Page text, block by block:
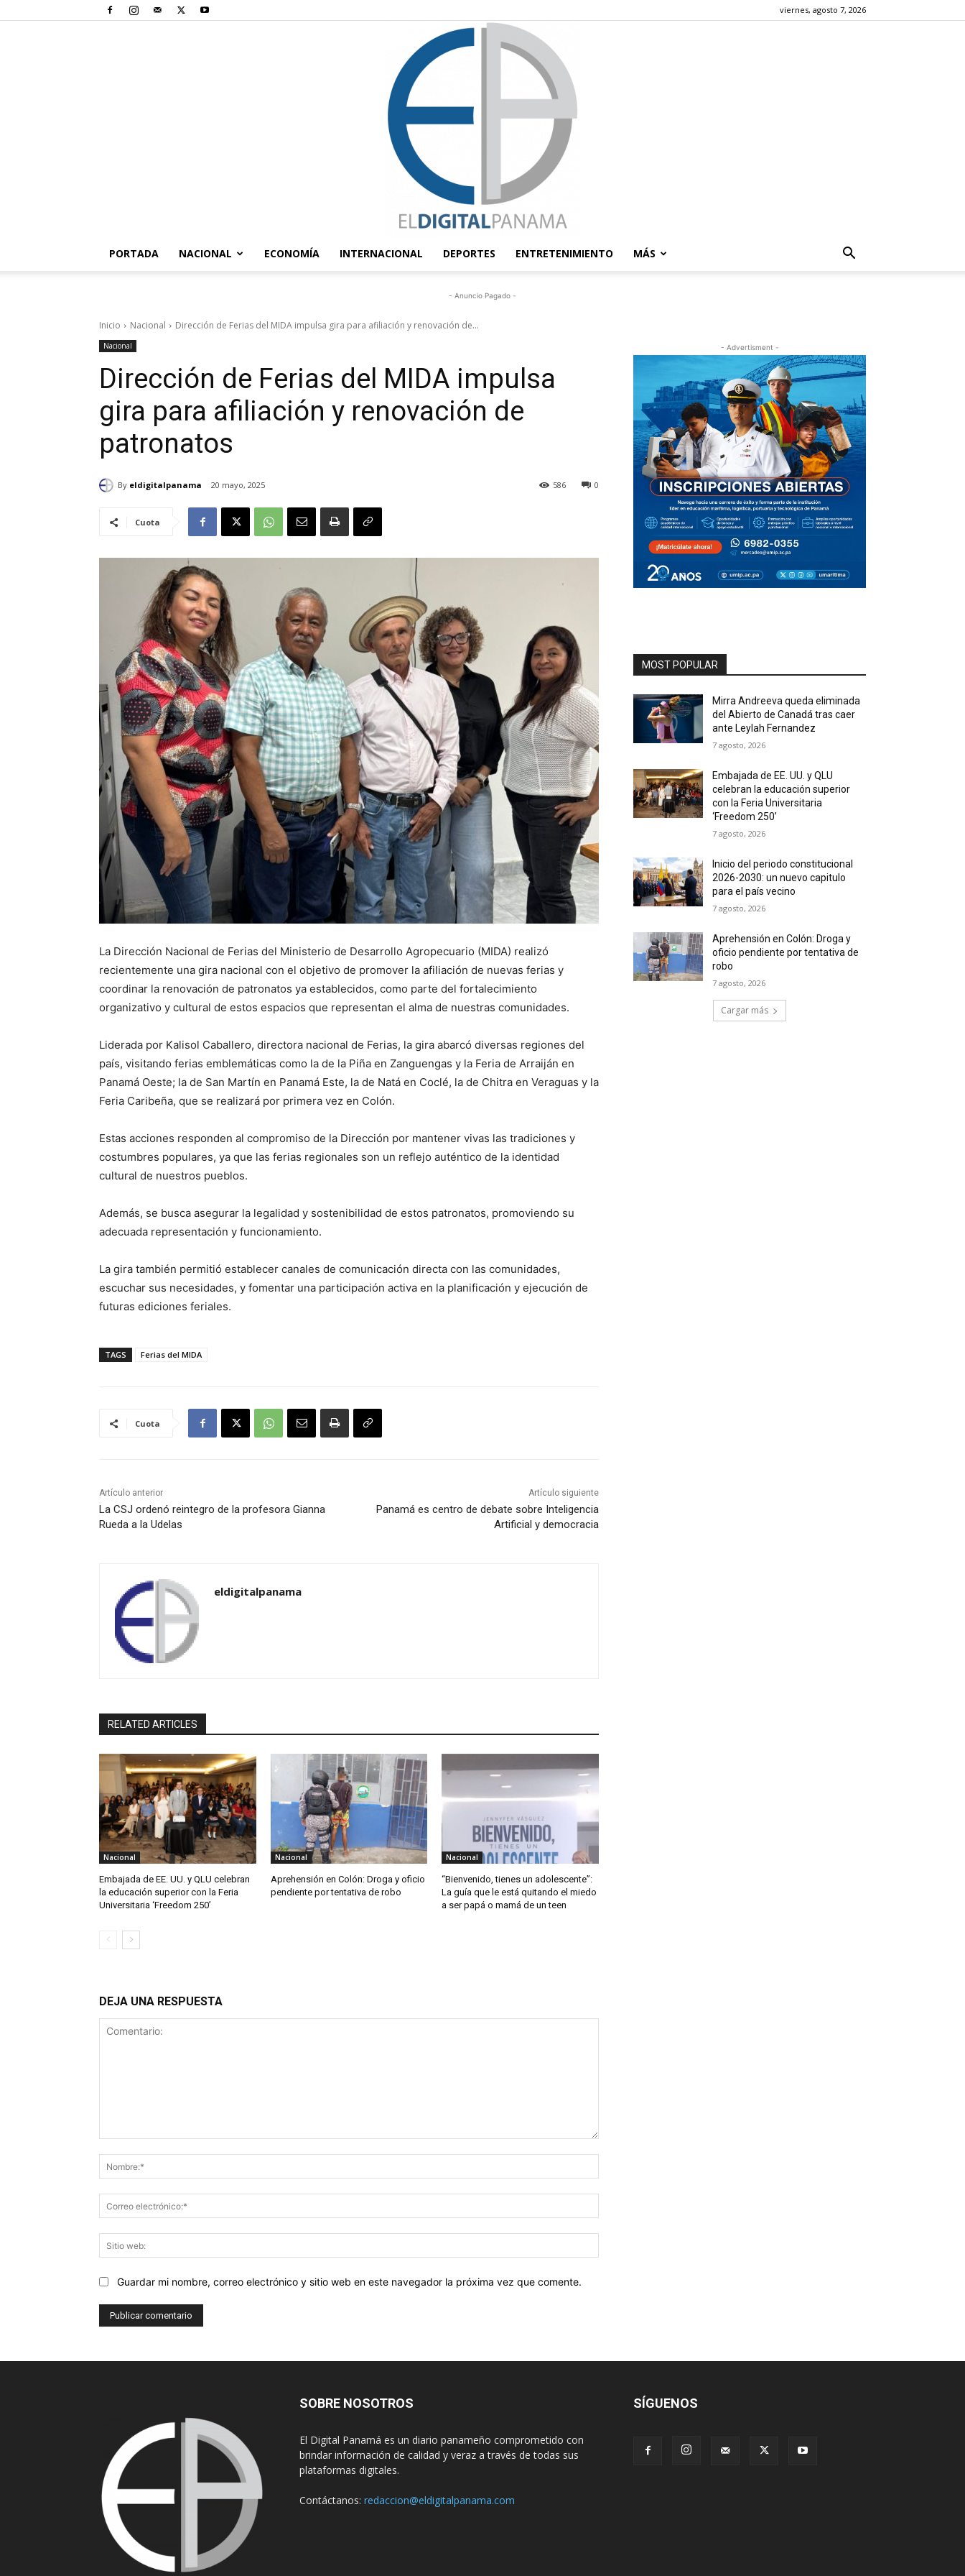
viernes, agosto 7, 2026
Digital
PORTADA NACIONAL ECONOMÍA INTERNACIONAL DEPORTES ENTRETENIMIENTO MÁS
- Anuncio Pagado -
Inicio Nacional Dirección de Ferias del MIDA impulsa gira para afiliación y renovación de...
Nacional
Dirección de Ferias del MIDA impulsa
gira para afiliación y renovación de
patronatos
By eldigitalpanama 20 mayo, 2025 0
586
Cuota
La Dirección Nacional de Ferias del Ministerio de Desarrollo Agropecuario (MIDA) realizó
recientemente una gira nacional con el objetivo de promover la afiliación de nuevas ferias y
coordinar la renovación de patronatos ya establecidos, como parte del fortalecimiento
organizativo y cultural de estos espacios que representan el alma de nuestras comunidades.
Liderada por Kalisol Caballero, directora nacional de Ferias, la gira abarcó diversas regiones del
país, visitando ferias emblemáticas como la de la Piña en Zanguengas y la Feria de Arraiján en
Panamá Oeste; la de San Martín en Panamá Este, la de Natá en Coclé, la de Chitra en Veraguas y la
Feria Caribeña, que se realizará por primera vez en Colón.
Estas acciones responden al compromiso de la Dirección por mantener vivas las tradiciones y
costumbres populares, ya que las ferias regionales son un reflejo auténtico de la identidad
cultural de nuestros pueblos.
Además, se busca asegurar la legalidad y sostenibilidad de estos patronatos, promoviendo su
adecuada representación y funcionamiento.
La gira también permitió establecer canales de comunicación directa con las comunidades,
escuchar sus necesidades, y fomentar una participación activa en la planificación y ejecución de
futuras ediciones feriales.
TAGS Ferias del MIDA
Cuota
Artículo anterior
La CSJ ordenó reintegro de la profesora Gianna
Rueda a la Udelas
Artículo siguiente
Panamá es centro de debate sobre Inteligencia
Artificial y democracia
eldigitalpanama
RELATED ARTICLES
Nacional
Embajada de EE. UU. y QLU celebran
la educación superior con la Feria
Universitaria ‘Freedom 250’
Nacional
Aprehensión en Colón: Droga y oficio
pendiente por tentativa de robo
Nacional
“Bienvenido, tienes un adolescente”:
La guía que le está quitando el miedo
a ser papá o mamá de un teen
DEJA UNA RESPUESTA
electrónico:*
web:
Guardar mi nombre, correo electrónico y sitio web en este navegador la próxima vez que comente.
- Advertisment -
MOST POPULAR
Mirra Andreeva queda eliminada
del Abierto de Canadá tras caer
ante Leylah Fernandez
7 agosto, 2026
Embajada de EE. UU. y QLU
celebran la educación superior
con la Feria Universitaria
‘Freedom 250’
7 agosto, 2026
Inicio del periodo constitucional
2026-2030: un nuevo capitulo
para el país vecino
7 agosto, 2026
Aprehensión en Colón: Droga y
oficio pendiente por tentativa de
robo
7 agosto, 2026
Cargar más
SOBRE NOSOTROS
El Digital Panamá es un diario panameño comprometido con
brindar información de calidad y veraz a través de todas sus
plataformas digitales.
Contáctanos: redaccion@eldigitalpanama.com
SÍGUENOS